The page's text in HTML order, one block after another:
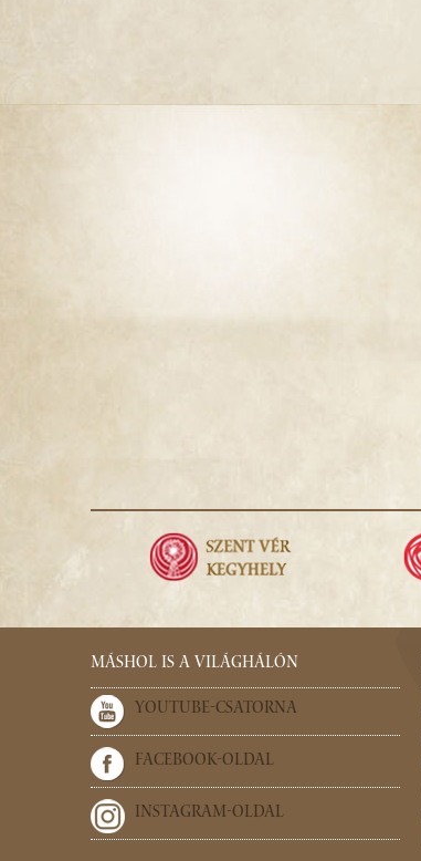
MÁSHOL IS A VILÁGHÁLÓN
YOUTUBE-CSATORNA
FACEBOOK-OLDAL
INSTAGRAM-OLDAL